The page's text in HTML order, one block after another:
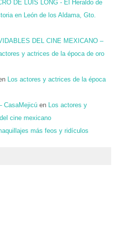
DE LUIS LONG - El Heraldo de
en León de los Aldama, Gto.
DEL CINE MEXICANO –
y actrices de la época de oro
Los actores y actrices de la época
CasaMejicú en Los actores y
cine mexicano
más feos y ridículos